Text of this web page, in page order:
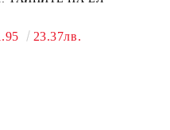
23.37лв.